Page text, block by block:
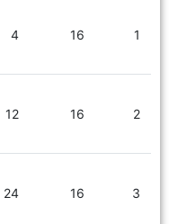
1
16
4
2
16
12
3
16
24